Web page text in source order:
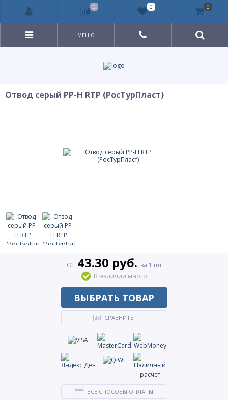
МЕНЮ
Отвод серый PP-H RTP (РосТурПласт)
От43.30 руб. за 1 шт
В наличии много
ВЫБРАТЬ ТОВАР
СРАВНИТЬ
ВСЕ СПОСОБЫ ОПЛАТЫ
0 0 0